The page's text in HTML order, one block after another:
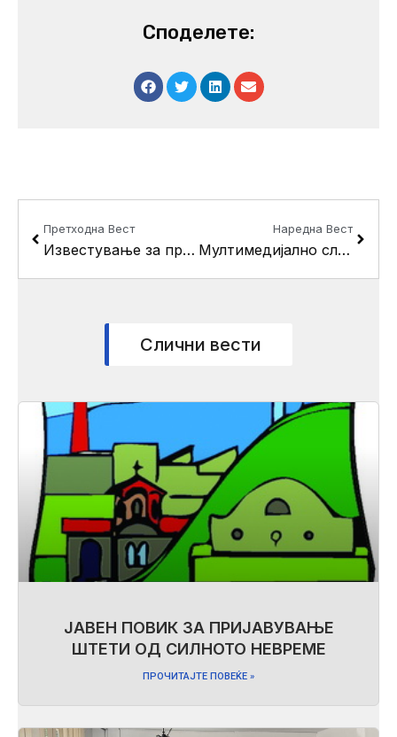
Споделете:
Претходна Вест
Известување за промена на локација за настан
Наредна Вест
Мултимедијално случување за основците од општина Кисела Вода
Слични вести
ЈАВЕН ПОВИК ЗА ПРИЈАВУВАЊЕ
ШТЕТИ ОД СИЛНОТО НЕВРЕМЕ
ПРОЧИТАЈТЕ ПОВЕЌЕ »